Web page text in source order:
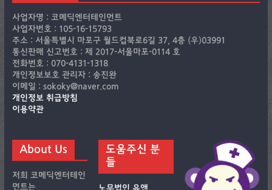
사업자명 : 코메딕엔터테인먼트
사업자번호 : 105-16-15793
주소 : 서울특별시 마포구 월드컵북로6길 37, 4층 (우)03991
통신판매 신고번호 : 제 2017-서울마포-0114 호
전화번호 : 070-4131-1318
개인정보보호 관리자 : 송진완
이메일 : sokoky@naver.com
개인정보 취급방침
이용약관
About Us
저희 코메딕엔터테인
먼트는
도움주신 분
들
노무법인 유앤